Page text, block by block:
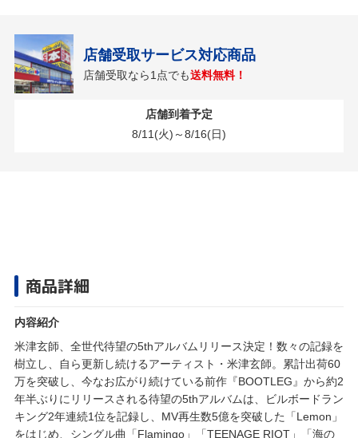
店舗受取サービス対応商品
店舗受取なら1点でも送料無料！
店舗到着予定
8/11(火)～8/16(日)
商品詳細
内容紹介
米津玄師、全世代待望の5thアルバムリリース決定！数々の記録を
樹立し、自ら更新し続けるアーティスト・米津玄師。累計出荷60
万を突破し、今なお広がり続けている前作『BOOTLEG』から約2
年半ぶりにリリースされる待望の5thアルバムは、ビルボードラン
キング2年連続1位を記録し、MV再生数5億を突破した「Lemon」
をはじめ、シングル曲「Flamingo」「TEENAGE RIOT」「海の